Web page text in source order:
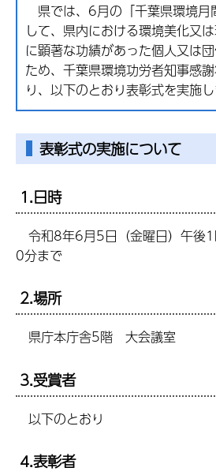
県では、6月の「千葉県環境月
して、県内における環境美化又
に顕著な功績があった個人又は
ため、千葉県環境功労者知事感
り、以下のとおり表彰式を実施し
表彰式の実施について
1.日時
令和8年6月5日（金曜日）午後
0分まで
2.場所
県庁本庁舎5階 大会議室
3.受賞者
以下のとおり
4.表彰者